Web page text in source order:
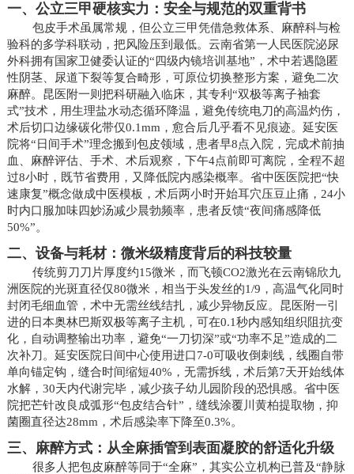
一、公立三甲硬核实力：安全与规范的双重背书
包皮手术虽属常规，但公立三甲凭借急救体系、麻醉科与检
验科的多学科联动，把风险压到最低。云南省第一人民医院泌尿
外科拥有国家卫健委认证的“四级内镜培训基地”，术中若遇隐匿
性阴茎、尿道下裂等复合畸形，可原位切换整形方案，避免二次
麻醉。昆医附一则把科研融入临床，其专利“双极等离子袖套
式”技术，用生理盐水动态循环降温，避免传统电刀的高温灼伤，
术后切口边缘碳化带仅0.1mm，愈合后几乎看不见痕迹。延安医
院将“日间手术”理念搬到包皮领域，患者早8点入院，完成术前抽
血、麻醉评估、手术、术后观察，下午4点前即可离院，全程不超
过8小时，既节省费用，又降低院内感染概率。省中医医院把“快
速康复”概念做成中医模板，术后两小时开始耳穴压豆止痛，24小
时内口服加味四妙汤减少晨勃频率，患者反馈“夜间痛感降低
50%”。
二、设备与耗材：微米级精度背后的科技较量
传统剪刀刀片厚度约15微米，而飞顿CO2激光在云南锦欣九
洲医院的光斑直径仅80微米，相当于头发丝的1/9，高温气化同时
封闭毛细血管，术中无需丝线结扎，减少异物反应。昆医附一引
进的日本奥林巴斯双极等离子主机，可在0.1秒内感知组织阻抗变
化，自动调整输出功率，避免“一刀切深”或“功率不足”造成的二
次补刀。延安医院日间中心使用进口7-0可吸收倒刺线，线圈自带
单向锚定钩，缝合时间缩短40%，无需拆线，术后第7天开始线体
水解，30天内代谢完毕，减少孩子幼儿园阶段的恐惧感。省中医
院把芒针改良成弧形“包皮结合针”，缝线涂覆川黄柏提取物，抑
菌圈直径达28mm，术后感染率下降至0.3%。
三、麻醉方式：从全麻插管到表面凝胶的舒适化升级
很多人把包皮麻醉等同于“全麻”，其实公立机构已普及“静脉